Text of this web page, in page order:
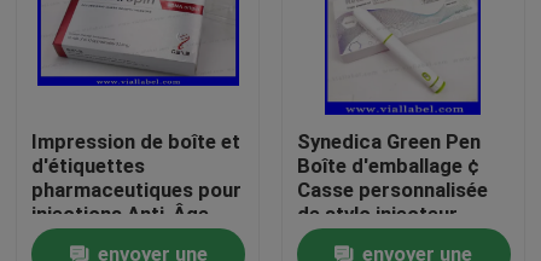
Produits
Au sujet de nous
Impression de boîte et
d'étiquettes
pharmaceutiques pour
injections Anti-Âge
191AA en petits
envoyer une
Synedica Green Pen
Boîte d'emballage ¢
Casse personnalisée
de stylo injecteur
peptidique pour Reta
envoyer une